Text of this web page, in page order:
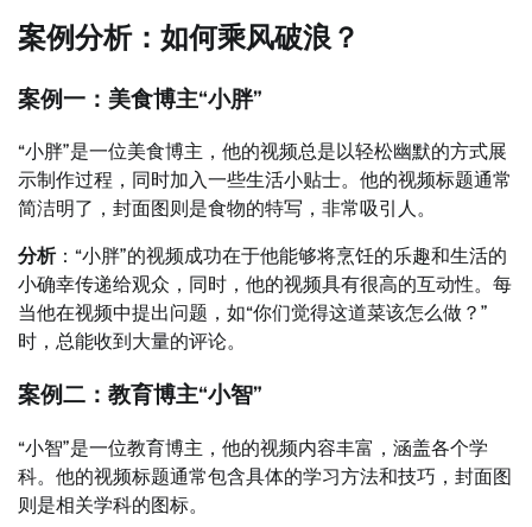
案例分析：如何乘风破浪？
案例一：美食博主“小胖”
“小胖”是一位美食博主，他的视频总是以轻松幽默的方式展
示制作过程，同时加入一些生活小贴士。他的视频标题通常
简洁明了，封面图则是食物的特写，非常吸引人。
分析：“小胖”的视频成功在于他能够将烹饪的乐趣和生活的
小确幸传递给观众，同时，他的视频具有很高的互动性。每
当他在视频中提出问题，如“你们觉得这道菜该怎么做？”
时，总能收到大量的评论。
案例二：教育博主“小智”
“小智”是一位教育博主，他的视频内容丰富，涵盖各个学
科。他的视频标题通常包含具体的学习方法和技巧，封面图
则是相关学科的图标。